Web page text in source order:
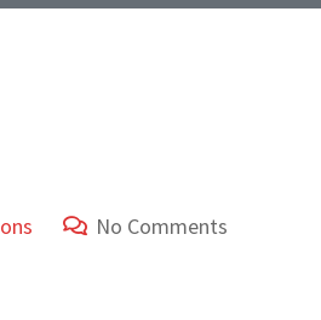
No Comments